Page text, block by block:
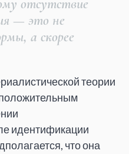
отсутствие
— это не
а скорее
теории
идентификации
что она